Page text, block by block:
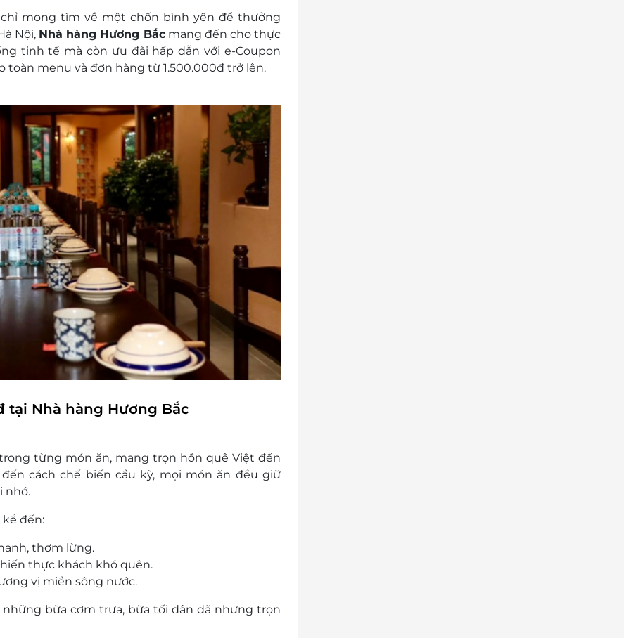
mong tìm về một chốn bình yên để thưởng
Nội, Nhà hàng Hương Bắcmang đến cho thực
tinh tế mà còn ưu đãi hấp dẫn với e-Coupon
menu và đơn hàng từ 1.500.000đ trở lên.
tại Nhà hàng Hương Bắc
từng món ăn, mang trọn hồn quê Việt đến
cách chế biến cầu kỳ, mọi món ăn đều giữ
nhớ.
đến:
thơm lừng.
thực khách khó quên.
vị miền sông nước.
bữa cơm trưa, bữa tối dân dã nhưng trọn